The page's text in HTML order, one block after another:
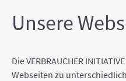
Unsere
Die VERBRAUCHER
Webseiten zu